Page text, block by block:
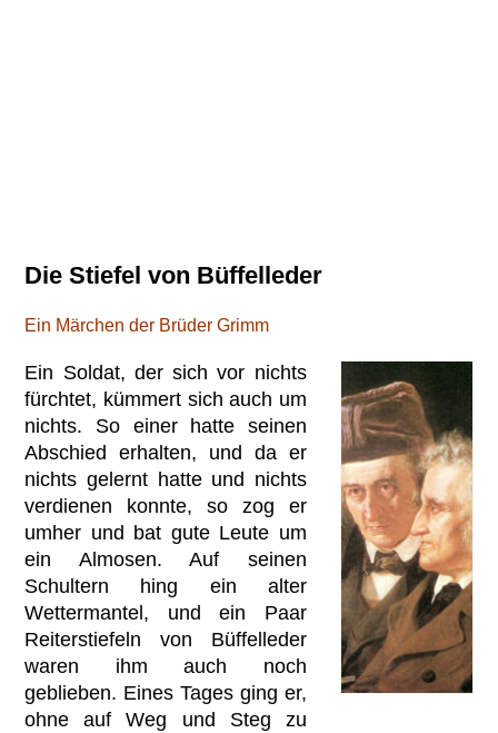
Die Stiefel von Büffelleder
Ein Märchen der Brüder Grimm
Ein Soldat, der sich vor nichts
fürchtet, kümmert sich auch um
nichts. So einer hatte seinen
Abschied erhalten, und da er
nichts gelernt hatte und nichts
verdienen konnte, so zog er
umher und bat gute Leute um
ein Almosen. Auf seinen
Schultern hing ein alter
Wettermantel, und ein Paar
Reiterstiefeln von Büffelleder
waren ihm auch noch
geblieben. Eines Tages ging er,
ohne auf Weg und Steg zu